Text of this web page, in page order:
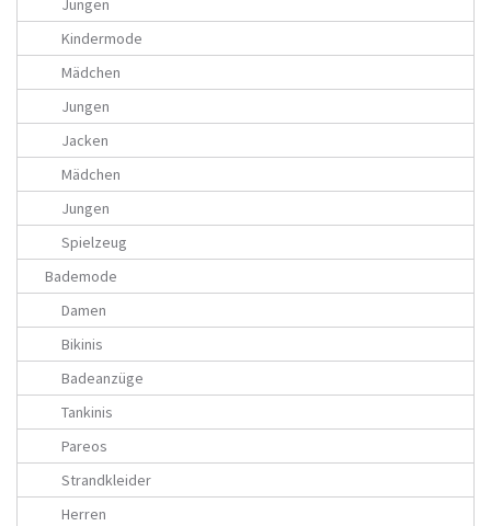
Jungen
Kindermode
Mädchen
Jungen
Jacken
Mädchen
Jungen
Spielzeug
Bademode
Damen
Bikinis
Badeanzüge
Tankinis
Pareos
Strandkleider
Herren